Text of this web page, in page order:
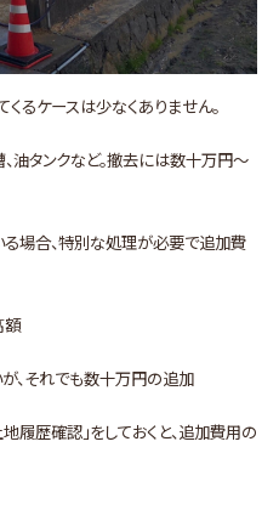
くるケースは少なくありません。
油タンクなど。撤去には数十万円〜
る場合、特別な処理が必要で追加費
額
が、それでも数十万円の追加
履歴確認」をしておくと、追加費用の